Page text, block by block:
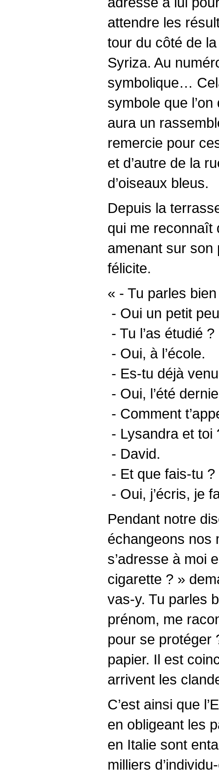
attendre les
tour du côté de
Syriza. Au
symbolique…
symbole que
aura un
remercie pour
et d’autre de la
d’oiseaux bleus.
Depuis la
qui me reconnaît
amenant sur son
félicite.
« - Tu parles
- Oui un petit
- Tu l’as étudié ?
- Oui, à l’école.
- Es-tu déjà
- Oui, l’été
- Comment
- Lysandra et toi
- David.
- Et que fais-tu
- Oui, j’écris, je
Pendant notre
échangeons nos
s’adresse à moi
cigarette ? »
vas-y. Tu parles
prénom, me
pour se protéger
papier. Il est
arrivent les
C’est ainsi que
en obligeant les
en Italie sont
milliers